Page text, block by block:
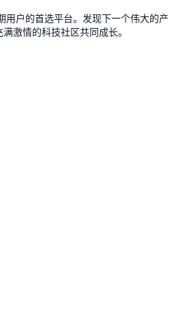
用户的首选平台。发现下一个伟大的产
激情的科技社区共同成长。